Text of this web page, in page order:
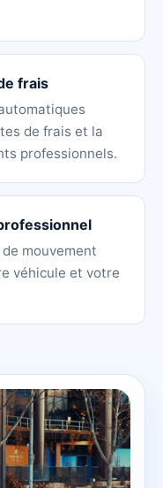
frais
de frais et la
professionnels.
mouvement
véhicule et votre